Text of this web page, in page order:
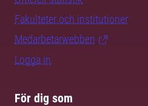
Fakulteter och institutioner
Medarbetarwebben
Logga in
För dig som